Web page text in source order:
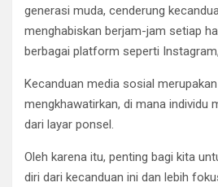
generasi muda, cenderung
menghabiskan berjam-jam setiap
berbagai platform seperti
Kecanduan media sosial
mengkhawatirkan, di mana individu
dari layar ponsel.
Oleh karena itu, penting bagi kita
diri dari kecanduan ini dan lebih